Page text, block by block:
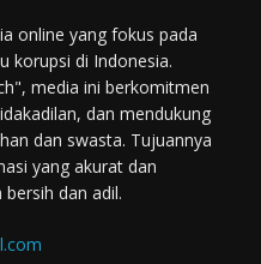
online yang fokus pada
korupsi di Indonesia.
media ini berkomitmen
dan mendukung
dan swasta. Tujuannya
yang akurat dan
dan adil.